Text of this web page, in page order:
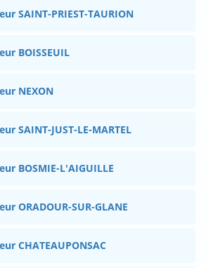
SAINT-PRIEST-TAURION
BOISSEUIL
NEXON
SAINT-JUST-LE-MARTEL
BOSMIE-L'AIGUILLE
ORADOUR-SUR-GLANE
CHATEAUPONSAC